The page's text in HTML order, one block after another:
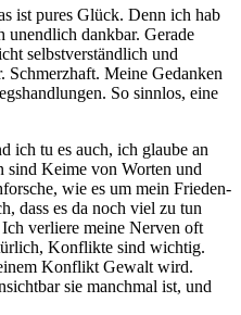
ist pures Glück. Denn ich hab
dankbar. Gerade
selbstverständlich und
Schmerzhaft. Meine Gedanken
So sinnlos, eine
ich tu es auch, ich glaube an
sind Keime von Worten und
wie es um mein Frieden-
dass es da noch viel zu tun
verliere meine Nerven oft
Konflikte sind wichtig.
Konflikt Gewalt wird.
sie manchmal ist, und